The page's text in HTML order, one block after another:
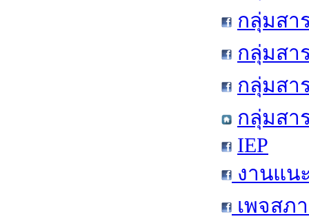
กลุ่มสา
กลุ่มสา
กลุ่มสา
กลุ่มสา
IEP
งานแน
เพจสภ